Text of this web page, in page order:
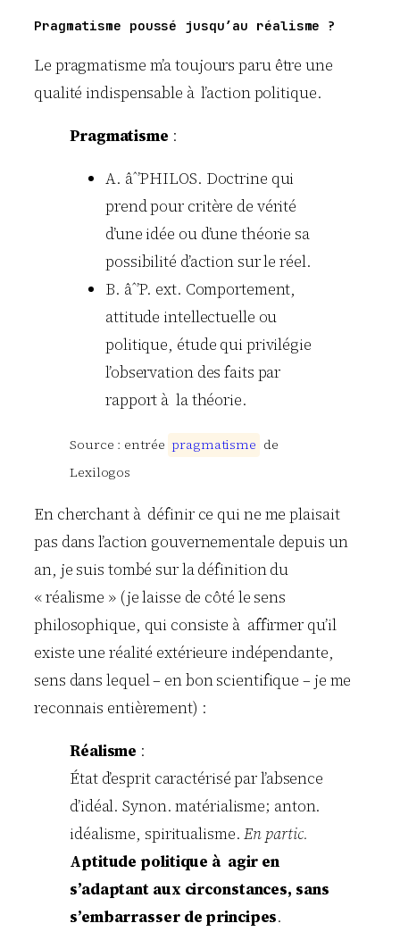
Pragmatisme poussé jusqu’au réalisme ?
Le pragmatisme m’a toujours paru être une
qualité indispensable à l’action politique.
Pragmatisme :
A. âˆ’PHILOS. Doctrine qui
prend pour critère de vérité
d’une idée ou d’une théorie sa
possibilité d’action sur le réel.
B. âˆ’P. ext. Comportement,
attitude intellectuelle ou
politique, étude qui privilégie
l’observation des faits par
rapport à la théorie.
Source : entrée pragmatisme de
Lexilogos
En cherchant à définir ce qui ne me plaisait
pas dans l’action gouvernementale depuis un
an, je suis tombé sur la définition du
« réalisme » (je laisse de côté le sens
philosophique, qui consiste à affirmer qu’il
existe une réalité extérieure indépendante,
sens dans lequel – en bon scientifique – je me
reconnais entièrement) :
Réalisme :
État d’esprit caractérisé par l’absence
d’idéal. Synon. matérialisme; anton.
idéalisme, spiritualisme.En partic.
Aptitude politique à agir en
s’adaptant aux circonstances, sans
s’embarrasser de principes.